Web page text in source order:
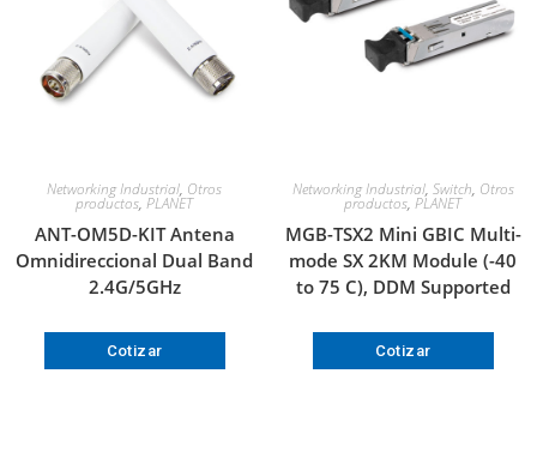
Networking Industrial, Otros
productos, PLANET
ANT-OM5D-KIT Antena
Omnidireccional Dual Band
2.4G/5GHz
Cotizar
Networking Industrial, Switch, Otros
productos, PLANET
MGB-TSX2 Mini GBIC Multi-
mode SX 2KM Module (-40
to 75 C), DDM Supported
Cotizar